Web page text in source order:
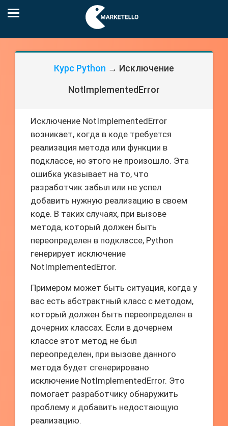
Курс Python → Исключение
NotImplementedError
Исключение NotImplementedError
возникает, когда в коде требуется
реализация метода или функции в
подклассе, но этого не произошло. Эта
ошибка указывает на то, что
разработчик забыл или не успел
добавить нужную реализацию в своем
коде. В таких случаях, при вызове
метода, который должен быть
переопределен в подклассе, Python
генерирует исключение
NotImplementedError.
Примером может быть ситуация, когда у
вас есть абстрактный класс с методом,
который должен быть переопределен в
дочерних классах. Если в дочернем
классе этот метод не был
переопределен, при вызове данного
метода будет сгенерировано
исключение NotImplementedError. Это
помогает разработчику обнаружить
проблему и добавить недостающую
реализацию.